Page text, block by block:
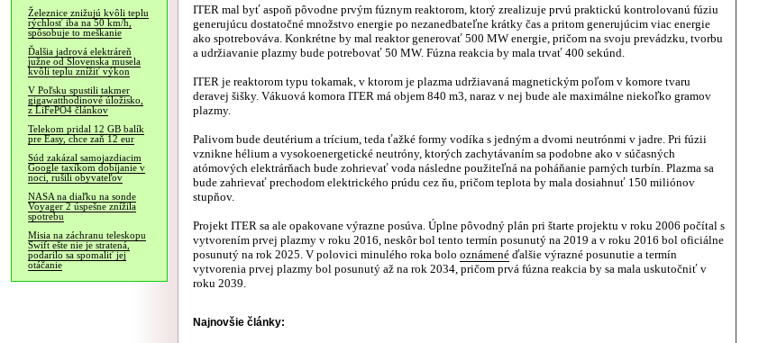
Železnice znižujú kvôli teplu
rýchlosť iba na 50 km/h,
spôsobuje to meškanie
Ďalšia jadrová elektráreň
južne od Slovenska musela
kvôli teplu znížiť výkon
V Poľsku spustili takmer
gigawatthodinové úložisko,
z LiFePO4 článkov
Telekom pridal 12 GB balík
pre Easy, chce zaň 12 eur
Súd zakázal samojazdiacim
Google taxíkom dobíjanie v
noci, rušili obyvateľov
NASA na diaľku na sonde
Voyager 2 úspešne znížila
spotrebu
Misia na záchranu teleskopu
Swift ešte nie je stratená,
podarilo sa spomaliť jej
otáčanie
ITER mal byť aspoň pôvodne prvým fúznym reaktorom, ktorý zrealizuje prvú praktickú kontrolovanú fúziu
generujúcu dostatočné množstvo energie po nezanedbateľne krátky čas a pritom generujúcim viac energie
ako spotrebováva. Konkrétne by mal reaktor generovať 500 MW energie, pričom na svoju prevádzku, tvorbu
a udržiavanie plazmy bude potrebovať 50 MW. Fúzna reakcia by mala trvať 400 sekúnd.
ITER je reaktorom typu tokamak, v ktorom je plazma udržiavaná magnetickým poľom v komore tvaru
deravej šišky. Vákuová komora ITER má objem 840 m3, naraz v nej bude ale maximálne niekoľko gramov
plazmy.
Palivom bude deutérium a trícium, teda ťažké formy vodíka s jedným a dvomi neutrónmi v jadre. Pri fúzii
vznikne hélium a vysokoenergetické neutróny, ktorých zachytávaním sa podobne ako v súčasných
atómových elektrárňach bude zohrievať voda následne použiteľná na poháňanie parných turbín. Plazma sa
bude zahrievať prechodom elektrického prúdu cez ňu, pričom teplota by mala dosiahnuť 150 miliónov
stupňov.
Projekt ITER sa ale opakovane výrazne posúva. Úplne pôvodný plán pri štarte projektu v roku 2006 počítal s
vytvorením prvej plazmy v roku 2016, neskôr bol tento termín posunutý na 2019 a v roku 2016 bol oficiálne
posunutý na rok 2025. V polovici minulého roka bolo oznámené ďalšie výrazné posunutie a termín
vytvorenia prvej plazmy bol posunutý až na rok 2034, pričom prvá fúzna reakcia by sa mala uskutočniť v
roku 2039.
Najnovšie články: